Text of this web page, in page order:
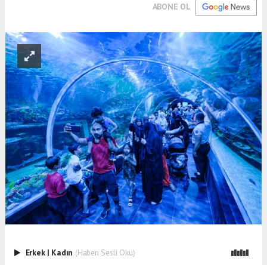
ABONE OL
Erkek | Kadın (Haberi Sesli Oku)